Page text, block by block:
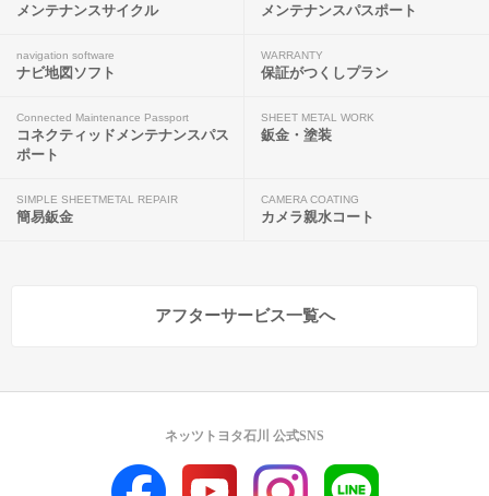
メンテナンスサイクル メンテナンスパスポート
navigation software
ナビ地図ソフト
WARRANTY
保証がつくしプラン
Connected Maintenance Passport
コネクティッドメンテナンスパス
ポート
SHEET METAL WORK
鈑金・塗装
SIMPLE SHEETMETAL REPAIR
簡易鈑金
CAMERA COATING
カメラ親水コート
アフターサービス一覧へ
ネッツトヨタ石川 公式SNS